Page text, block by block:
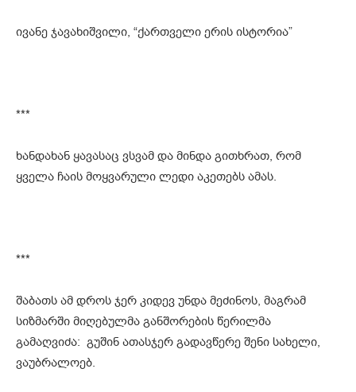
ივანე ჯავახიშვილი, “ქართველი ერის ისტორია”
***
ხანდახან ყავასაც ვსვამ და მინდა გითხრათ, რომ
ყველა ჩაის მოყვარული ლედი აკეთებს ამას.
***
შაბათს ამ დროს ჯერ კიდევ უნდა მეძინოს, მაგრამ
სიზმარში მიღებულმა განშორების წერილმა
გამაღვიძა: გუშინ ათასჯერ გადავწერე შენი სახელი,
ვაუბრალოებ.